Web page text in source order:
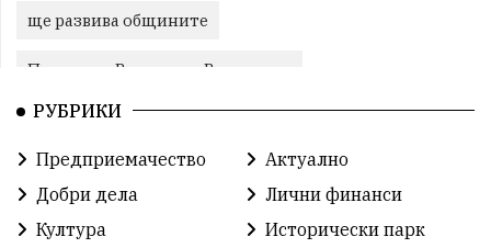
ще развива общините
Провадия, Ветрино и Вълчи дол
Метеоролигична обстановка
Североизточна България
Общинският съвет Провадия
РУБРИКИ
Предприемачество
Актуално
Добри дела
Лични финанси
Култура
Исторически парк